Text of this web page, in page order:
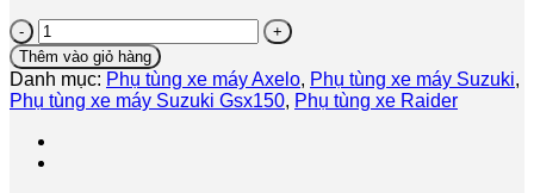
Bộ
Tay
Côn.
Cùm
Côn
dùng
cho
Thêm vào giỏ hàng
Danh mục: Phụ tùng xe máy Axelo, Phụ tùng xe máy Suzuki,
Phụ tùng xe máy Suzuki Gsx150, Phụ tùng xe Raider